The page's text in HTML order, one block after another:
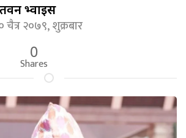
भ्वाईस
चैत्र २०७९, शुक्रबार
0
Shares